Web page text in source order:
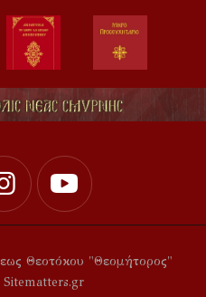
Θεοτόκου "Θεομήτορος"